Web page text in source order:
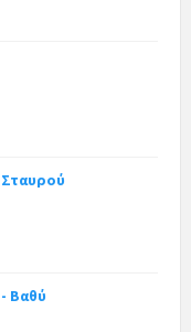
Σταυρού
Βαθύ